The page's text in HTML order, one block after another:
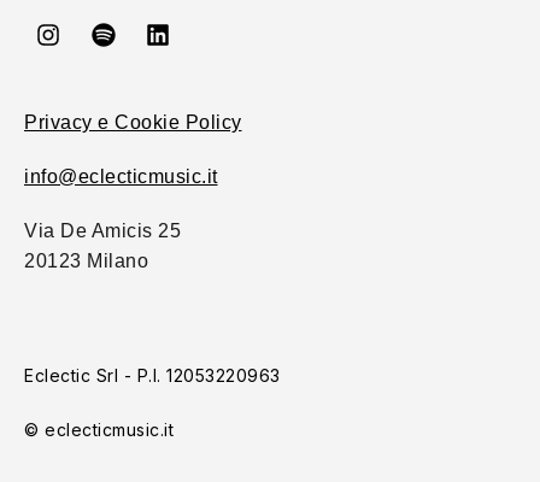
Privacy e Cookie Policy
info@eclecticmusic.it
Via De Amicis 25
20123 Milano
Eclectic Srl - P.I. 12053220963
© eclecticmusic.it